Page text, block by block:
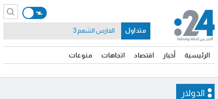
الرئيسية أخبار اقتصاد اتجاهات منوعات
متداول الفارس الشهم 3
الدولار